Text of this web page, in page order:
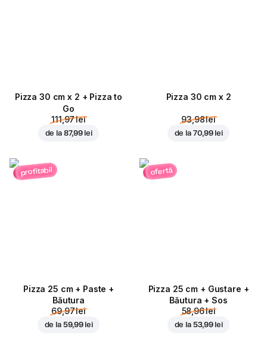
Pizza 30 cm x 2 + Pizza to
Go
111,97 lei
de la 87,99 lei
Pizza 30 cm x 2
93,98 lei
de la 70,99 lei
profitabil
Pizza 25 cm + Paste +
Băutura
69,97 lei
de la 59,99 lei
ofertă
Pizza 25 cm + Gustare +
Băutura + Sos
58,96 lei
de la 53,99 lei